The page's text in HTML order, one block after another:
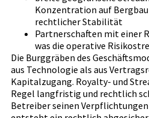
Konzentration auf
rechtlicher Stabilität
Partnerschaften mit einer
was die operative
Die Burggräben des
aus Technologie als aus
Kapitalzugang. Royalty- und
Regel langfristig und rechtlich
Betreiber seinen